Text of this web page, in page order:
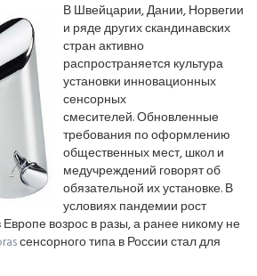
В Швейцарии, Дании, Норвегии
и ряде других скандинавских
стран активно
распространяется культура
установки инновационных
сенсорных
смесителей. Обновленные
требования по оформлению
общественных мест, школ и
медучреждений говорят об
обязательной их установке. В
условиях пандемии рост
возрос в разы, а ранее никому не
сенсорного типа в России стал для